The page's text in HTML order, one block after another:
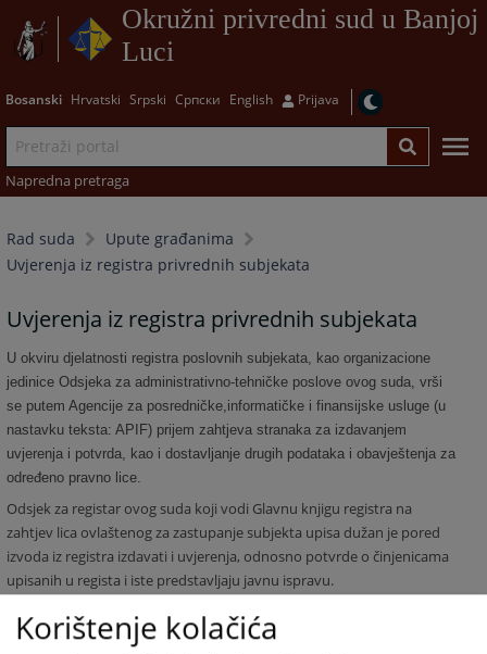
Okružni privredni sud u Banjoj
Luci
Bosanski Hrvatski Srpski Српски English Prijava
Napredna pretraga
Rad suda
Upute građanima
Uvjerenja iz registra privrednih subjekata
Uvjerenja iz registra privrednih subjekata
U okviru djelatnosti registra poslovnih subjekata, kao organizacione
jedinice Odsjeka za administrativno-tehničke poslove ovog suda, vrši
se putem Agencije za posredničke,informatičke i finansijske usluge (u
nastavku teksta: APIF) prijem zahtjeva stranaka za izdavanjem
uvjerenja i potvrda, kao i dostavljanje drugih podataka i obavještenja za
određeno pravno lice.
Odsjek za registar ovog suda koji vodi Glavnu knjigu registra na
zahtjev lica ovlaštenog za zastupanje subjekta upisa dužan je pored
izvoda iz registra izdavati i uvjerenja, odnosno potvrde o činjenicama
upisanih u regista i iste predstavljaju javnu ispravu.
3007PREGLEDA
Korištenje kolačića